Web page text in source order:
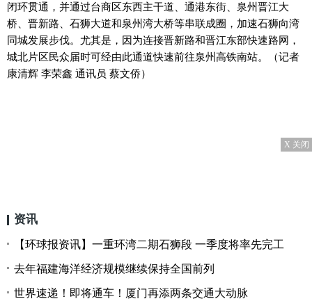
闭环贯通，并通过台商区东西主干道、通港东街、泉州晋江大
桥、晋新路、石狮大道和泉州湾大桥等串联成圈，加速石狮向湾
同城发展步伐。尤其是，因为连接晋新路和晋江东部快速路网，
城北片区民众届时可经由此通道快速前往泉州高铁南站。（记者
康清辉 李荣鑫 通讯员 蔡文侨）
X 关闭
资讯
【环球报资讯】一重环湾二期石狮段 一季度将率先完工
去年福建海洋经济规模继续保持全国前列
世界速递！即将通车！厦门再添两条交通大动脉